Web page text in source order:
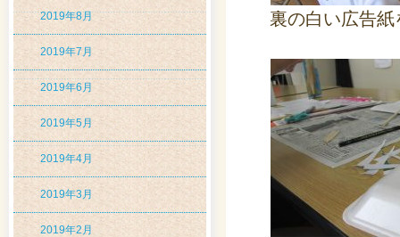
2019年8月
2019年7月
2019年6月
2019年5月
2019年4月
2019年3月
2019年2月
裏の白い広告